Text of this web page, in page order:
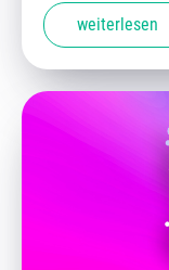
weiterlesen